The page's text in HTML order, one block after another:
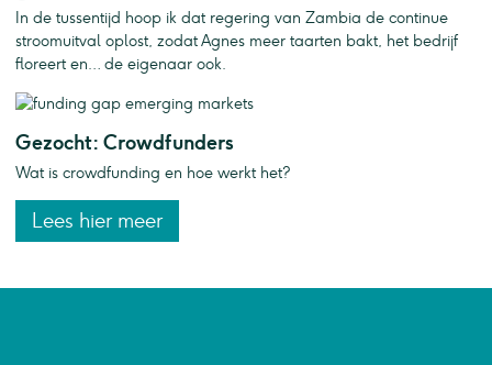
In de tussentijd hoop ik dat regering van Zambia de continue
stroomuitval oplost, zodat Agnes meer taarten bakt, het bedrijf
floreert en… de eigenaar ook.
Gezocht: Crowdfunders
Wat is crowdfunding en hoe werkt het?
Lees hier meer